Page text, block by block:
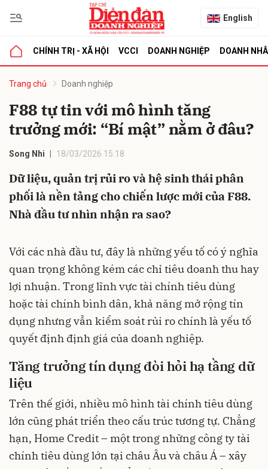
English
CHÍNH TRỊ - XÃ HỘI VCCI DOANH NGHIỆP DOANH
Trang chủ Doanh nghiệp
F88 tự tin với mô hình tăng
trưởng mới: “Bí mật” nằm ở đâu?
Song Nhi 18/03/2026 15:18
Dữ liệu, quản trị rủi ro và hệ sinh thái phân
phối là nền tảng cho chiến lược mới của F88.
Nhà đầu tư nhìn nhận ra sao?
Với các nhà đầu tư, đây là những yếu tố có ý nghĩa
quan trọng không kém các chỉ tiêu doanh thu hay
lợi nhuận. Trong lĩnh vực tài chính tiêu dùng
hoặc tài chính bình dân, khả năng mở rộng tín
dụng nhưng vẫn kiểm soát rủi ro chính là yếu tố
quyết định định giá của doanh nghiệp.
Tăng trưởng tín dụng đòi hỏi hạ tầng dữ
liệu
Trên thế giới, nhiều mô hình tài chính tiêu dùng
lớn cũng phát triển theo cấu trúc tương tự. Chẳng
hạn, Home Credit – một trong những công ty tài
chính tiêu dùng lớn tại châu Âu và châu Á – xây
luận
Hủy